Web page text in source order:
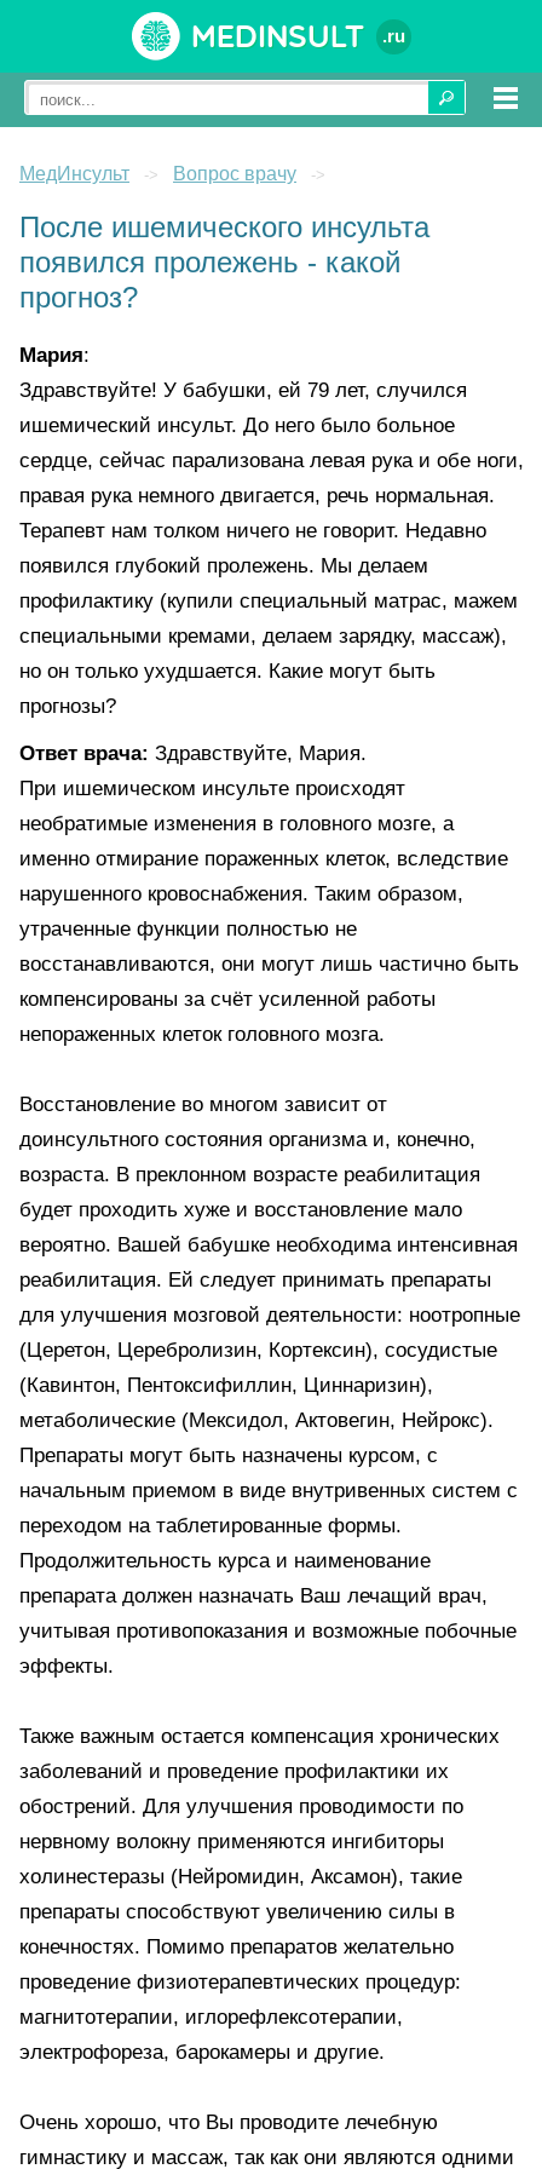
Medinsult .ru
МедИнсульт -> Вопрос врачу ->
После ишемического инсульта
появился пролежень - какой
прогноз?
Мария:
Здравствуйте! У бабушки, ей 79 лет, случился
ишемический инсульт. До него было больное
сердце, сейчас парализована левая рука и обе ноги,
правая рука немного двигается, речь нормальная.
Терапевт нам толком ничего не говорит. Недавно
появился глубокий пролежень. Мы делаем
профилактику (купили специальный матрас, мажем
специальными кремами, делаем зарядку, массаж),
но он только ухудшается. Какие могут быть
прогнозы?
Ответ врача: Здравствуйте, Мария.
При ишемическом инсульте происходят
необратимые изменения в головного мозге, а
именно отмирание пораженных клеток, вследствие
нарушенного кровоснабжения. Таким образом,
утраченные функции полностью не
восстанавливаются, они могут лишь частично быть
компенсированы за счёт усиленной работы
непораженных клеток головного мозга.
Восстановление во многом зависит от
доинсультного состояния организма и, конечно,
возраста. В преклонном возрасте реабилитация
будет проходить хуже и восстановление мало
вероятно. Вашей бабушке необходима интенсивная
реабилитация. Ей следует принимать препараты
для улучшения мозговой деятельности: ноотропные
(Церетон, Церебролизин, Кортексин), сосудистые
(Кавинтон, Пентоксифиллин, Циннаризин),
метаболические (Мексидол, Актовегин, Нейрокс).
Препараты могут быть назначены курсом, с
начальным приемом в виде внутривенных систем с
переходом на таблетированные формы.
Продолжительность курса и наименование
препарата должен назначать Ваш лечащий врач,
учитывая противопоказания и возможные побочные
эффекты.
Также важным остается компенсация хронических
заболеваний и проведение профилактики их
обострений. Для улучшения проводимости по
нервному волокну применяются ингибиторы
холинестеразы (Нейромидин, Аксамон), такие
препараты способствуют увеличению силы в
конечностях. Помимо препаратов желательно
проведение физиотерапевтических процедур:
магнитотерапии, иглорефлексотерапии,
электрофореза, барокамеры и другие.
Очень хорошо, что Вы проводите лечебную
гимнастику и массаж, так как они являются одними